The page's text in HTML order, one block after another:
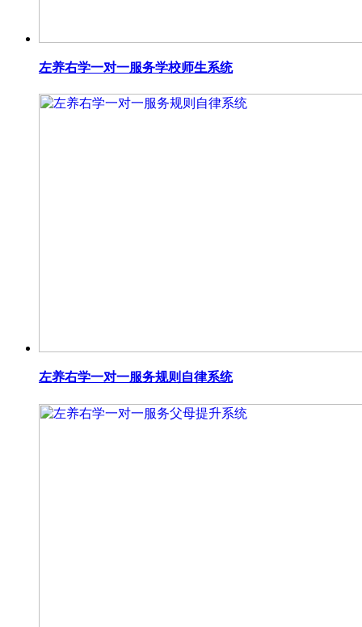
左养右学一对一服务学校师生系统
左养右学一对一服务规则自律系统